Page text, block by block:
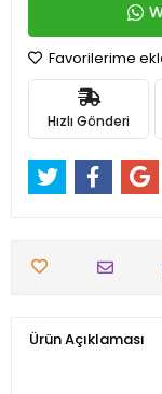
Favorilerime
Hızlı Gönderi
Ürün Açıklaması